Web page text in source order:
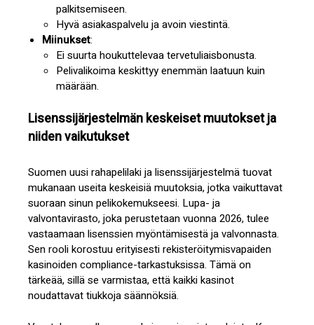
palkitsemiseen.
Hyvä asiakaspalvelu ja avoin viestintä.
Miinukset:
Ei suurta houkuttelevaa tervetuliaisbonusta.
Pelivalikoima keskittyy enemmän laatuun kuin
määrään.
Lisenssijärjestelmän keskeiset muutokset ja
niiden vaikutukset
Suomen uusi rahapelilaki ja lisenssijärjestelmä tuovat
mukanaan useita keskeisiä muutoksia, jotka vaikuttavat
suoraan sinun pelikokemukseesi. Lupa- ja
valvontavirasto, joka perustetaan vuonna 2026, tulee
vastaamaan lisenssien myöntämisestä ja valvonnasta.
Sen rooli korostuu erityisesti rekisteröitymisvapaiden
kasinoiden compliance-tarkastuksissa. Tämä on
tärkeää, sillä se varmistaa, että kaikki kasinot
noudattavat tiukkoja säännöksiä.